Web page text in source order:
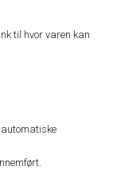
til hvor varen kan